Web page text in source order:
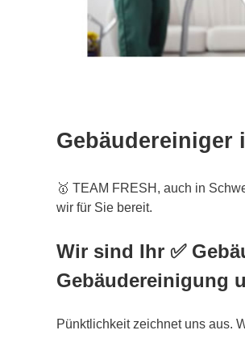
Gebäudereiniger
🥇 TEAM FRESH, auch in
wir für Sie bereit.
Wir sind Ihr ✅
Gebäudereinigung
Pünktlichkeit zeichnet uns aus.